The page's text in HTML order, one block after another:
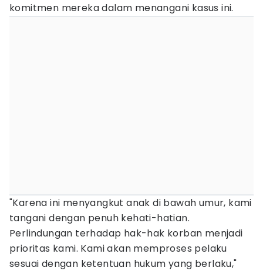
komitmen mereka dalam menangani kasus ini.
"Karena ini menyangkut anak di bawah umur, kami
tangani dengan penuh kehati-hatian.
Perlindungan terhadap hak-hak korban menjadi
prioritas kami. Kami akan memproses pelaku
sesuai dengan ketentuan hukum yang berlaku,"